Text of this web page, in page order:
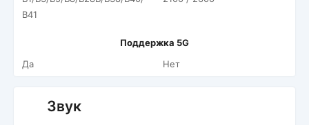
B41
Поддержка 5G
Да
Нет
Звук